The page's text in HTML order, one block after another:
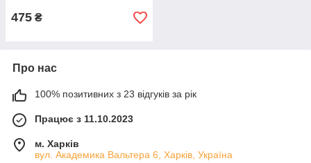
475 ₴
Про нас
100% позитивних з 23 відгуків за рік
Працює з 11.10.2023
м. Харків
вул. Академика Вальтера 6, Харків, Україна